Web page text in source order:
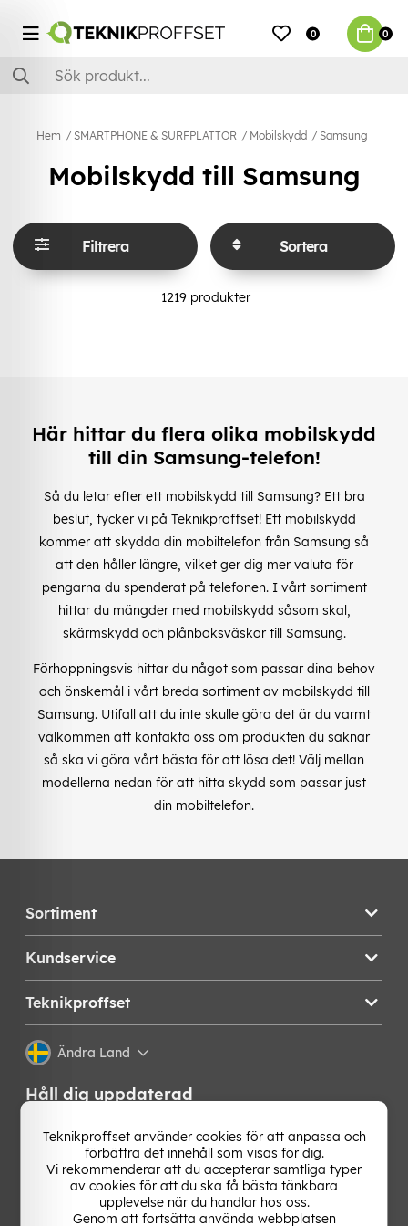
0 0
Hem SMARTPHONE & SURFPLATTOR Mobilskydd Samsung
Mobilskydd till Samsung
Filtrera Sortera
1219 produkter
Här hittar du flera olika mobilskydd
till din Samsung-telefon!
Så du letar efter ett mobilskydd till Samsung? Ett bra
beslut, tycker vi på Teknikproffset! Ett mobilskydd
kommer att skydda din mobiltelefon från Samsung så
att den håller längre, vilket ger dig mer valuta för
pengarna du spenderat på telefonen. I vårt sortiment
hittar du mängder med mobilskydd såsom skal,
skärmskydd och plånboksväskor till Samsung.
Förhoppningsvis hittar du något som passar dina behov
och önskemål i vårt breda sortiment av mobilskydd till
Samsung. Utifall att du inte skulle göra det är du varmt
välkommen att kontakta oss om produkten du saknar
så ska vi göra vårt bästa för att lösa det! Välj mellan
modellerna nedan för att hitta skydd som passar just
din mobiltelefon.
Sortiment
Kundservice
Teknikproffset
Ändra Land
Håll dig uppdaterad
Få de senaste nyheterna, hetaste erbjudandena och
bästa tipsen från oss direkt i din mejlkorg. Signa upp på
vårt nyhetsbrev!
Teknikproffset använder cookies för att anpassa och
förbättra det innehåll som visas för dig.
Vi rekommenderar att du accepterar samtliga typer
av cookies för att du ska få bästa tänkbara
upplevelse när du handlar hos oss.
Genom att fortsätta använda webbplatsen